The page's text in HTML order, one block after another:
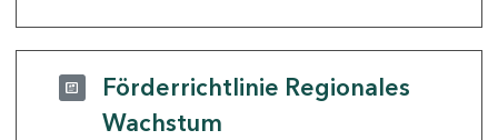
Förderrichtlinie Regionales
Wachstum